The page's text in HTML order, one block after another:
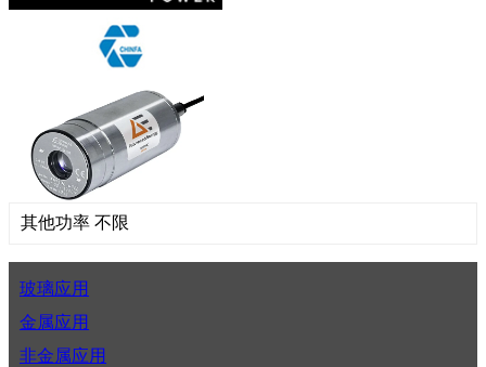
其他功率 不限
玻璃应用
金属应用
非金属应用